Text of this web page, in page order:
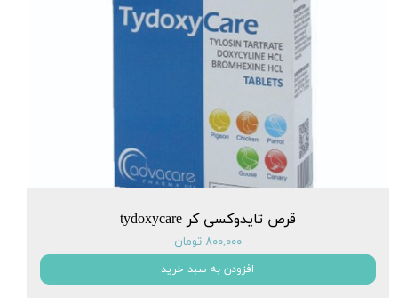
قرص تایدوکسی کر tydoxycare
۸۰۰,۰۰۰ تومان
افزودن به سبد خرید